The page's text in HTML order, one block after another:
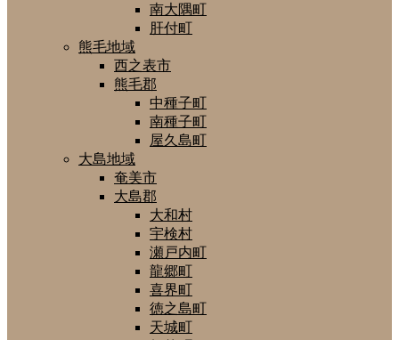
南大隅町
肝付町
熊毛地域
西之表市
熊毛郡
中種子町
南種子町
屋久島町
大島地域
奄美市
大島郡
大和村
宇検村
瀬戸内町
龍郷町
喜界町
徳之島町
天城町